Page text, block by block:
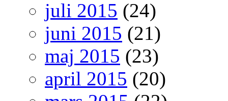
juli 2015 (24)
juni 2015 (21)
maj 2015 (23)
april 2015 (20)